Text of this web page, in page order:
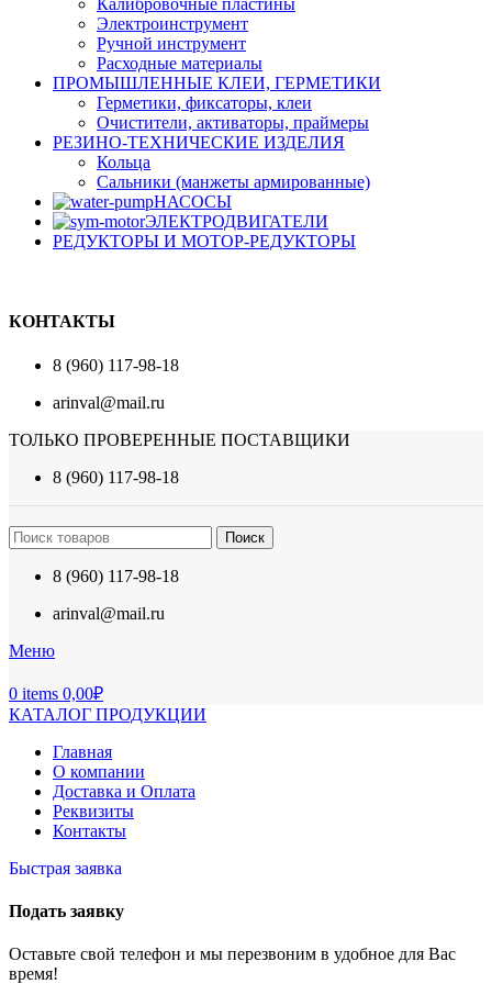
Калибровочные пластины
Электроинструмент
Ручной инструмент
Расходные материалы
ПРОМЫШЛЕННЫЕ КЛЕИ, ГЕРМЕТИКИ
Герметики, фиксаторы, клеи
Очистители, активаторы, праймеры
РЕЗИНО-ТЕХНИЧЕСКИЕ ИЗДЕЛИЯ
Кольца
Сальники (манжеты армированные)
НАСОСЫ
ЭЛЕКТРОДВИГАТЕЛИ
РЕДУКТОРЫ И МОТОР-РЕДУКТОРЫ
КОНТАКТЫ
8 (960) 117-98-18
arinval@mail.ru
ТОЛЬКО ПРОВЕРЕННЫЕ ПОСТАВЩИКИ
8 (960) 117-98-18
Поиск
8 (960) 117-98-18
arinval@mail.ru
Меню
0 items 0,00₽
КАТАЛОГ ПРОДУКЦИИ
Главная
О компании
Доставка и Оплата
Реквизиты
Контакты
Быстрая заявка
Подать заявку
Оставьте свой телефон и мы перезвоним в удобное для Вас
время!